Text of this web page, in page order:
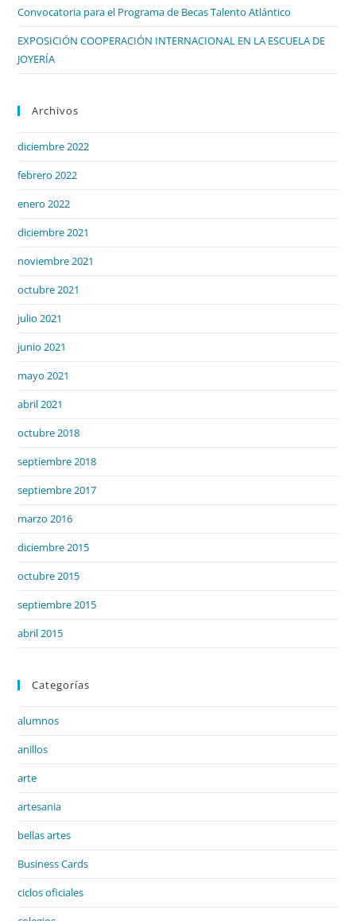
Convocatoria para el Programa de Becas Talento Atlántico
EXPOSICIÓN COOPERACIÓN INTERNACIONAL EN LA ESCUELA DE
JOYERÍA
Archivos
diciembre 2022
febrero 2022
enero 2022
diciembre 2021
noviembre 2021
octubre 2021
julio 2021
junio 2021
mayo 2021
abril 2021
octubre 2018
septiembre 2018
septiembre 2017
marzo 2016
diciembre 2015
octubre 2015
septiembre 2015
abril 2015
Categorías
alumnos
anillos
arte
artesania
bellas artes
Business Cards
ciclos oficiales